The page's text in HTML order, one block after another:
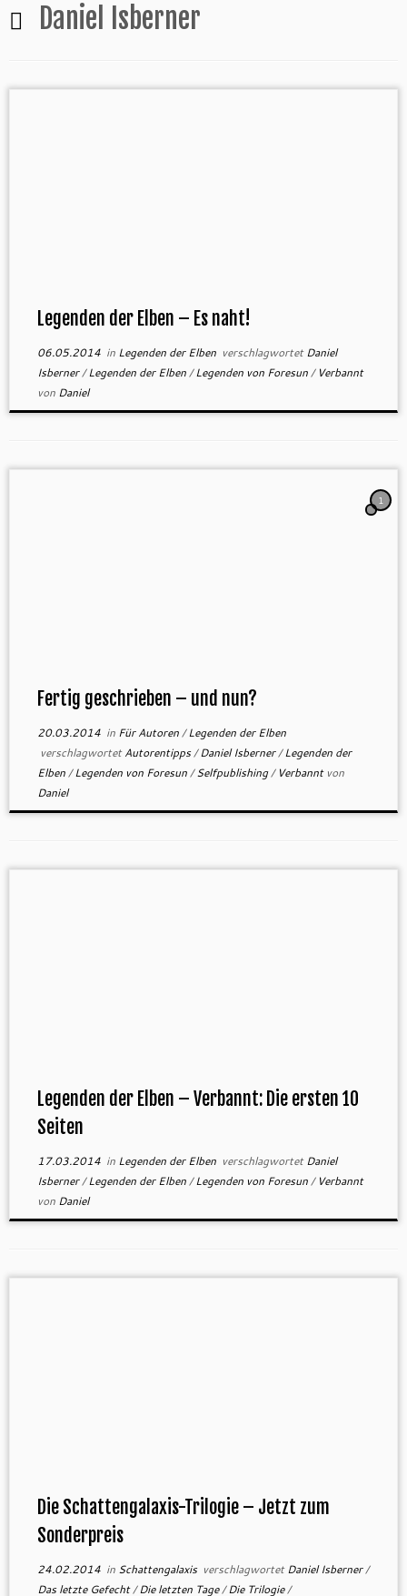
Daniel Isberner
Legenden der Elben – Es naht!
06.05.2014in Legenden der Elben verschlagwortetDaniel
Isberner/Legenden der Elben/Legenden von Foresun/ Verbannt
von Daniel
1
Fertig geschrieben – und nun?
20.03.2014in Für Autoren/Legenden der Elben
verschlagwortetAutorentipps/Daniel Isberner/Legenden der
Elben/Legenden von Foresun/Selfpublishing/ Verbannt von
Daniel
Legenden der Elben – Verbannt: Die ersten 10
Seiten
17.03.2014in Legenden der Elben verschlagwortetDaniel
Isberner/Legenden der Elben/Legenden von Foresun/ Verbannt
von Daniel
Die Schattengalaxis-Trilogie – Jetzt zum
Sonderpreis
24.02.2014in Schattengalaxis verschlagwortetDaniel Isberner/
Das letzte Gefecht/Die letzten Tage/Die Trilogie/